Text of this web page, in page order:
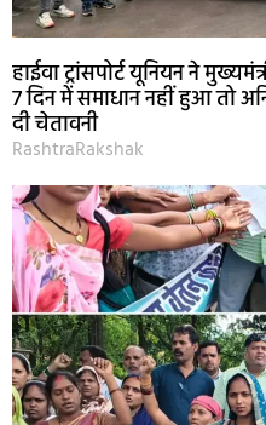
हाईवा ट्रांसपोर्ट यूनियन ने
7 दिन में समाधान नहीं हुआ तो
दी चेतावनी
RashtraRakshak